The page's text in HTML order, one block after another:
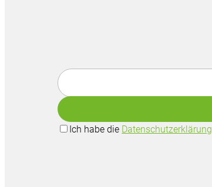
Ich habe die Datenschutzerklärung